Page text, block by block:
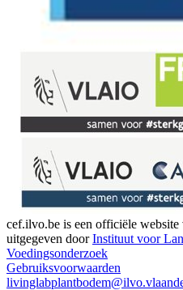
cef.ilvo.be is een officiële website
uitgegeven doorInstituut voor
Voedingsonderzoek
Gebruiksvoorwaarden